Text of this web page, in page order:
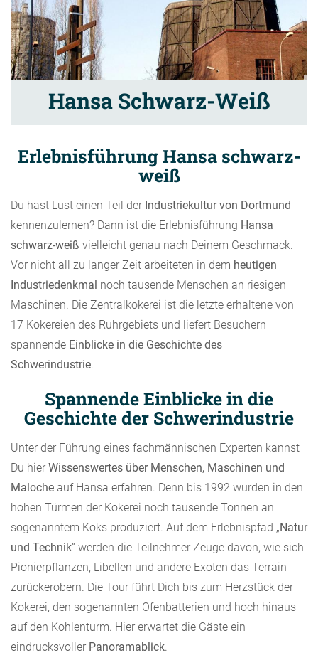
Hansa Schwarz-Weiß
Erlebnisführung Hansa schwarz-
weiß
Du hast Lust einen Teil der Industriekultur von Dortmund
kennenzulernen? Dann ist die Erlebnisführung Hansa
schwarz-weiß vielleicht genau nach Deinem Geschmack.
Vor nicht all zu langer Zeit arbeiteten in dem heutigen
Industriedenkmal noch tausende Menschen an riesigen
Maschinen. Die Zentralkokerei ist die letzte erhaltene von
17 Kokereien des Ruhrgebiets und liefert Besuchern
spannende Einblicke in die Geschichte des
Schwerindustrie
Spannende Einblicke in die
Geschichte der Schwerindustrie
Unter der Führung eines fachmännischen Experten kannst
Du hier Wissenswertes über Menschen, Maschinen und
Maloche auf Hansa erfahren. Denn bis 1992 wurden in den
hohen Türmen der Kokerei noch tausende Tonnen an
sogenanntem Koks produziert. Auf dem Erlebnispfad „Natur
und Technik“ werden die Teilnehmer Zeuge davon, wie sich
Pionierpflanzen, Libellen und andere Exoten das Terrain
zurückerobern. Die Tour führt Dich bis zum Herzstück der
Kokerei, den sogenannten Ofenbatterien und hoch hinaus
auf den Kohlenturm. Hier erwartet die Gäste ein
eindrucksvoller Panoramablick